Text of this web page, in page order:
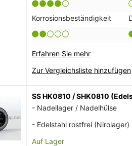
Korrosionsbeständigkeit
Erfahren Sie mehr
Zur Vergleichsliste hinzufügen
SS HK0810 / SHK0810
- Nadellager / Nadelhülse
- Edelstahl rostfrei (Nirolager)
Auf Lager